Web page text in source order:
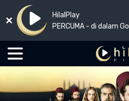
HilalPlay
PERCUMA - di dalam